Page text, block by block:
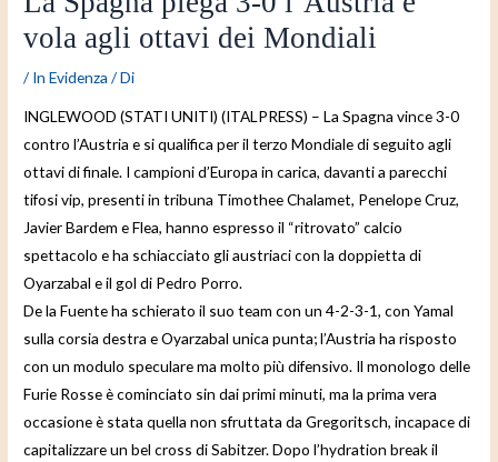
vola agli ottavi dei Mondiali
/ In Evidenza / Di
INGLEWOOD (STATI UNITI) (ITALPRESS) – La Spagna vince 3-0
contro l’Austria e si qualifica per il terzo Mondiale di seguito agli
ottavi di finale. I campioni d’Europa in carica, davanti a parecchi
tifosi vip, presenti in tribuna Timothee Chalamet, Penelope Cruz,
Javier Bardem e Flea, hanno espresso il “ritrovato” calcio
spettacolo e ha schiacciato gli austriaci con la doppietta di
Oyarzabal e il gol di Pedro Porro.
De la Fuente ha schierato il suo team con un 4-2-3-1, con Yamal
sulla corsia destra e Oyarzabal unica punta; l’Austria ha risposto
con un modulo speculare ma molto più difensivo. Il monologo delle
Furie Rosse è cominciato sin dai primi minuti, ma la prima vera
occasione è stata quella non sfruttata da Gregoritsch, incapace di
capitalizzare un bel cross di Sabitzer. Dopo l’hydration break il